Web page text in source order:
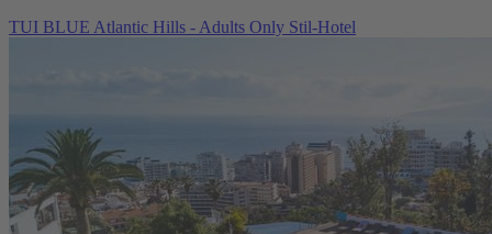
TUI BLUE Atlantic Hills - Adults Only Stil-Hotel